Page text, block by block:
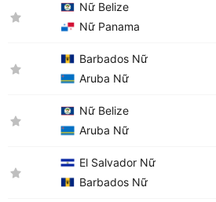
Nữ Belize
Nữ Panama
Barbados Nữ
Aruba Nữ
Nữ Belize
Aruba Nữ
El Salvador Nữ
Barbados Nữ